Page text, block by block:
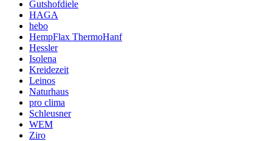
Gutshofdiele
HAGA
hebo
HempFlax ThermoHanf
Hessler
Isolena
Kreidezeit
Leinos
Naturhaus
pro clima
Schleusner
WEM
Ziro